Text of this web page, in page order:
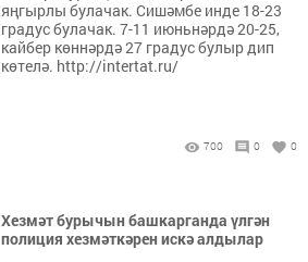
яңгырлы булачак. Сишәмбе инде 18-23
градус булачак. 7-11 июньнәрдә 20-25,
кайбер көннәрдә 27 градус булыр дип
көтелә. http://intertat.ru/
700 0 0
Хезмәт бурычын башкарганда үлгән
полиция хезмәткәрен искә алдылар